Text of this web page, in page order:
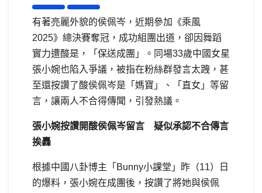
有著亮麗外貌的侯佩岑，近期參加《乘風
2025》總決賽奪冠，成功組團出道，卻因舞蹈
實力遭酸是，「保送成團」。同場33歲中國女星
張小婉也陷入爭議，被指在粉絲群發言太跩，甚
至還按讚了酸侯佩岑是「媽寶」、「直女」等留
言，讓兩人不合得傳聞，引發熱議。
張小婉按讚開酸侯佩岑留言 疑似承認不合傳言
挨轟
根據中國八卦博主「Bunny小課堂」昨（11）日
的爆料，張小婉在成團後，按讚了將她與侯佩